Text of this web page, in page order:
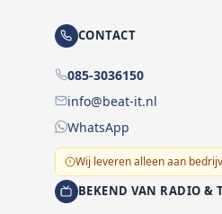
CONTACT
085-3036150
info@beat-it.nl
WhatsApp
Wij leveren alleen aan
BEKEND VAN RADIO &